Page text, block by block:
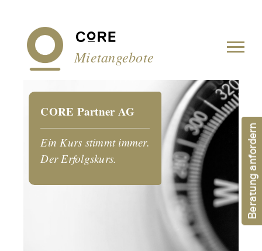
Mietangebote
CORE Partner AG
Ein Kurs stimmt immer.
Der Erfolgskurs.
Beratung anfordern